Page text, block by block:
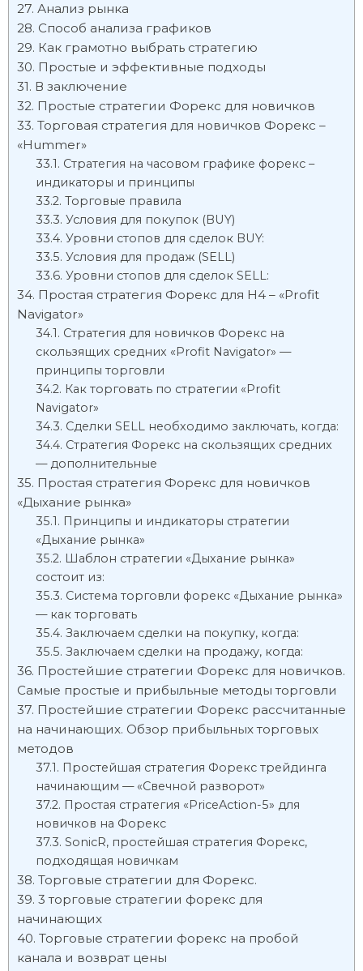
Анализ рынка
Способ анализа графиков
Как грамотно выбрать стратегию
Простые и эффективные подходы
В заключение
Простые стратегии Форекс для новичков
Торговая стратегия для новичков Форекс –
«Hummer»
Стратегия на часовом графике форекс –
индикаторы и принципы
Торговые правила
Условия для покупок (BUY)
Уровни стопов для сделок BUY:
Условия для продаж (SELL)
Уровни стопов для сделок SELL:
Простая стратегия Форекс для H4 – «Profit
Navigator»
Стратегия для новичков Форекс на
скользящих средних «Profit Navigator» —
принципы торговли
Как торговать по стратегии «Profit
Navigator»
Сделки SELL необходимо заключать, когда:
Стратегия Форекс на скользящих средних
— дополнительные
Простая стратегия Форекс для новичков
«Дыхание рынка»
Принципы и индикаторы стратегии
«Дыхание рынка»
Шаблон стратегии «Дыхание рынка»
состоит из:
Система торговли форекс «Дыхание рынка»
— как торговать
Заключаем сделки на покупку, когда:
Заключаем сделки на продажу, когда:
Простейшие стратегии Форекс для новичков.
Самые простые и прибыльные методы торговли
Простейшие стратегии Форекс рассчитанные
на начинающих. Обзор прибыльных торговых
методов
Простейшая стратегия Форекс трейдинга
начинающим — «Свечной разворот»
Простая стратегия «PriсeAction-5» для
новичков на Форекс
SonicR, простейшая стратегия Форекс,
подходящая новичкам
Торговые стратегии для Форекс.
3 торговые стратегии форекс для
начинающих
Торговые стратегии форекс на пробой
канала и возврат цены